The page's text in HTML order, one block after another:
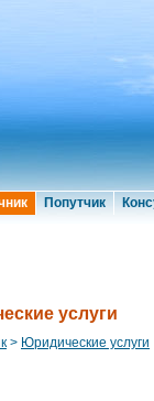
Попутчик
услуги
> Юридические услуги